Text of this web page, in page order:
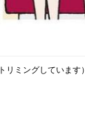
ミングしています）